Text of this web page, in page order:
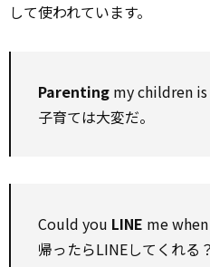
して使われています。
Parenting my children is
子育ては大変だ。
Could you LINE me
帰ったらLINEしてくれる？